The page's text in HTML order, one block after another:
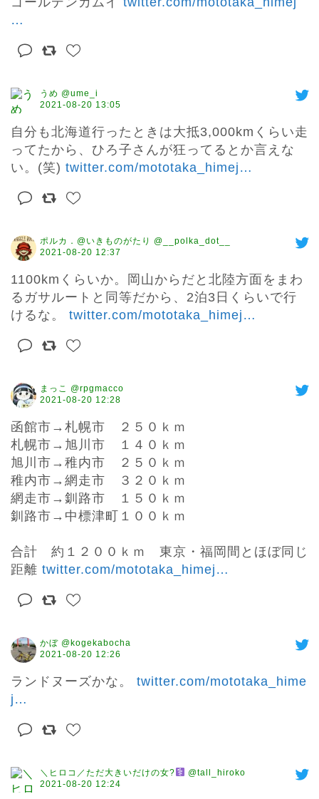
…
うめ @ume_i
2021-08-20 13:05
自分も北海道行ったときは大抵3,000kmくらい走
ってたから、ひろ子さんが狂ってるとか言えな
い。(笑) twitter.com/mototaka_himej …
ポルカ．@いきものがたり @__polka_dot__
2021-08-20 12:37
1100kmくらいか。岡山からだと北陸方面をまわ
るガサルートと同等だから、2泊3日くらいで行
けるな。 twitter.com/mototaka_himej …
まっこ @rpgmacco
2021-08-20 12:28
函館市→札幌市　２５０ｋｍ
札幌市→旭川市　１４０ｋｍ
旭川市→稚内市　２５０ｋｍ
稚内市→網走市　３２０ｋｍ
網走市→釧路市　１５０ｋｍ
釧路市→中標津町１００ｋｍ
合計　約１２００ｋｍ　東京・福岡間とほぼ同じ
距離 twitter.com/mototaka_himej …
かぼ @kogekabocha
2021-08-20 12:26
ランドヌーズかな。 twitter.com/mototaka_hime
j …
＼ヒロコ／ただ大きいだけの女?‍
@tall_hiroko
2021-08-20 12:24